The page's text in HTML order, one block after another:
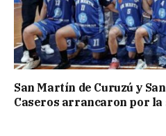
San Martín de Curuzú y
Caseros arrancaron por la